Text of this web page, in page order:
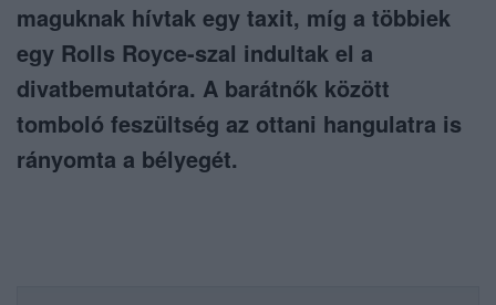
maguknak hívtak egy taxit, míg a többiek
egy Rolls Royce-szal indultak el a
divatbemutatóra. A barátnők között
tomboló feszültség az ottani hangulatra is
rányomta a bélyegét.